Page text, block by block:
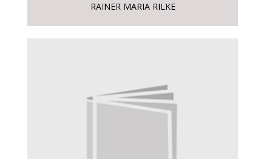
RAINER MARIA RILKE